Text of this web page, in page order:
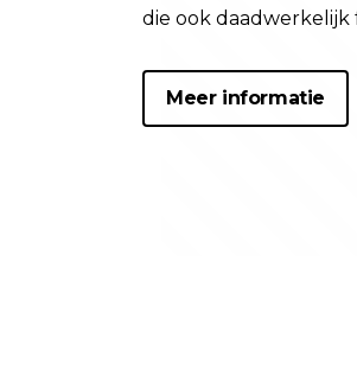
die ook
Meer informatie